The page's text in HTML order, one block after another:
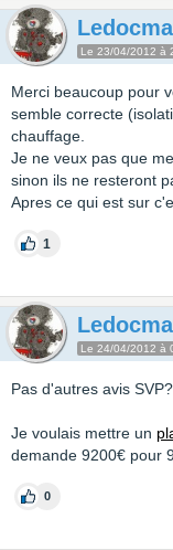
Le 23/04/2012 à
Merci beaucoup pour
semble correcte
chauffage.
Je ne veux pas que
sinon ils ne resteront
Apres ce qui est sur
1
Le 24/04/2012 à
Pas d'autres avis SVP?
Je voulais mettre un
demande 9200€ pour
0